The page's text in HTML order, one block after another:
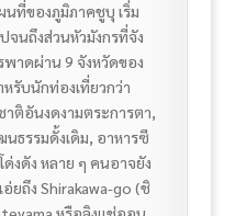
ที่ของภูมิภาคชูบุ เริ่ม
จนถึงส่วนหัวมังกรที่จัง
าดผ่าน 9 จังหวัดของ
รับนักท่องเที่ยวกว่า
าติอันงดงามตระการตา,
ธรรมดั้งเดิม, อาหารซี
งดัง หลาย ๆ คนอาจยัง
ยถึง Shirakawa-go (ชิ